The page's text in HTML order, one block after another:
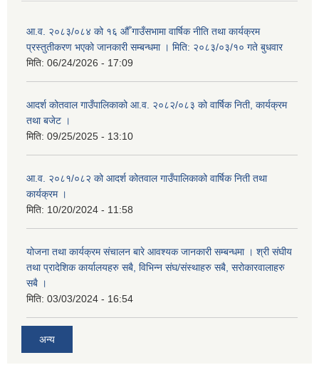
आ.व. २०८३/०८४ को १६ औँ गाउँसभामा वार्षिक नीति तथा कार्यक्रम
प्रस्तुतीकरण भएको जानकारी सम्बन्धमा । मिति: २०८३/०३/१० गते बुधवार
मिति: 06/24/2026 - 17:09
आदर्श कोतवाल गाउँपालिकाको आ.व. २०८२/०८३ को वार्षिक निती, कार्यक्रम
तथा बजेट ।
मिति: 09/25/2025 - 13:10
आ.व. २०८१/०८२ को आदर्श कोतवाल गाउँपालिकाको वार्षिक निती तथा
कार्यक्रम ।
मिति: 10/20/2024 - 11:58
योजना तथा कार्यक्रम संचालन बारे आवश्यक जानकारी सम्बन्धमा । श्री संघीय
तथा प्रादेशिक कार्यालयहरु सबै, विभिन्‍न संघ/संस्थाहरु सबै, सरोकारवालाहरु
सबै ।
मिति: 03/03/2024 - 16:54
अन्य